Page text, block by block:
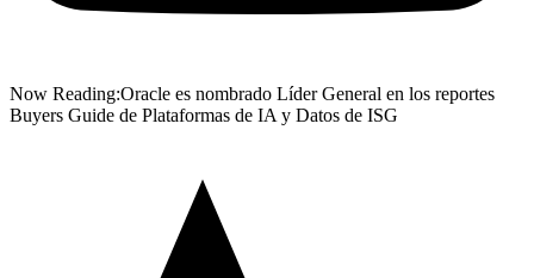
Now Reading:Oracle es nombrado Líder General en los reportes
Buyers Guide de Plataformas de IA y Datos de ISG